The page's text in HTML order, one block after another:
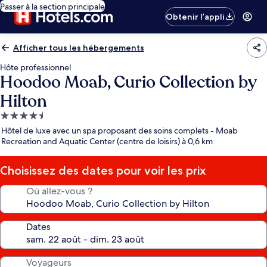
Passer à la section principale
Obtenir l’appli
Afficher tous les hébergements
Hôte professionnel
Hoodoo Moab, Curio Collection by
Hilton
Hébergement
4.5 étoiles
Hôtel de luxe avec un spa proposant des soins complets - Moab
Recreation and Aquatic Center (centre de loisirs) à 0,6 km
Choisissez des dates pour voir les prix
Où allez-vous ?
Dates
Voyageurs